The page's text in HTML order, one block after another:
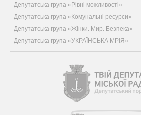
Депутатська група «Рівні можливості»
Депутатська група «Комунальні ресурси»
Депутатська група «Жінки. Мир. Безпека»
Депутатська група «УКРАЇНСЬКА МРІЯ»